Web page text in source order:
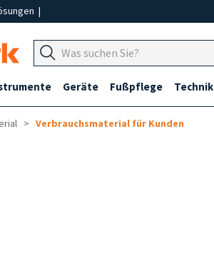
|
Geräte Fußpflege Technik
Verbrauchsmaterial für Kunden